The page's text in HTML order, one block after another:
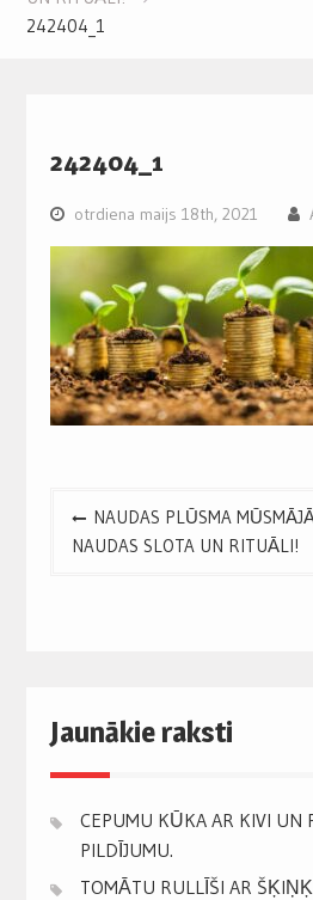
242404_1
242404_1
otrdiena maijs 18th, 2021
Post
navigation
NAUDAS PLŪSMA
NAUDAS SLOTA UN RITUĀLI!
Jaunākie raksti
CEPUMU KŪKA AR KIVI UN
PILDĪJUMU.
TOMĀTU RULLĪŠI AR